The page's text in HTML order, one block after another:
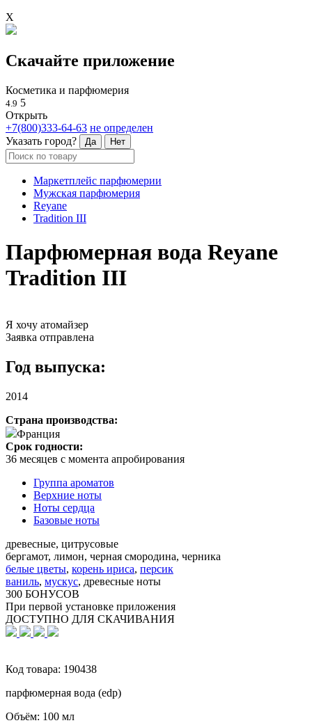
X
Скачайте приложение
Косметика и парфюмерия
4.9 5
Открыть
+7(800)333-64-63 не определен
Указать город?
Да Нет
Маркетплейс парфюмерии
Мужская парфюмерия
Reyane
Tradition III
Парфюмерная вода Reyane
Tradition III
Я хочу атомайзер
Заявка отправлена
Год выпуска:
2014
Страна производства:
Франция
Срок годности:
36 месяцев с момента апробирования
Группа ароматов
Верхние ноты
Ноты сердца
Базовые ноты
древесные, цитрусовые
бергамот, лимон, черная смородина, черника
белые цветы, корень ириса, персик
ваниль, мускус, древесные ноты
300 БОНУСОВ
При первой установке приложения
ДОСТУПНО ДЛЯ СКАЧИВАНИЯ
Код товара: 190438
парфюмерная вода (edp)
Объём: 100 мл